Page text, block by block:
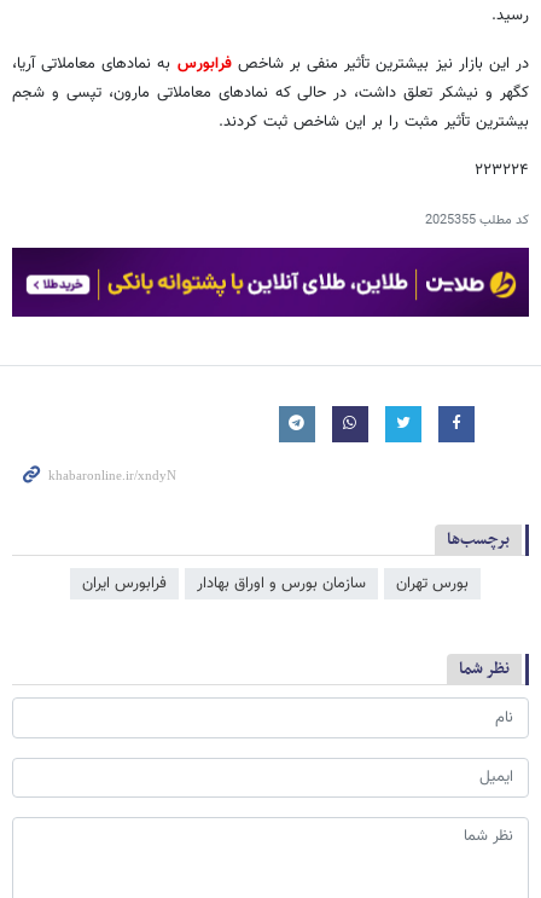
رسید.
در این بازار نیز بیشترین تأثیر منفی بر شاخصفرابورس به نمادهای معاملاتی آریا،
کگهر و نیشکر تعلق داشت، در حالی که نمادهای معاملاتی مارون، تپسی و شجم
بیشترین تأثیر مثبت را بر این شاخص ثبت کردند.
۲۲۳۲۲۴
کد مطلب2025355
برچسب‌ها
بورس تهران سازمان بورس و اوراق بهادار فرا‌‌‌‌‌بورس ایران
نظر شما